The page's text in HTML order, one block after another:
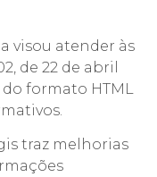
visou atender às
de 22 de abril
formato HTML
traz melhorias